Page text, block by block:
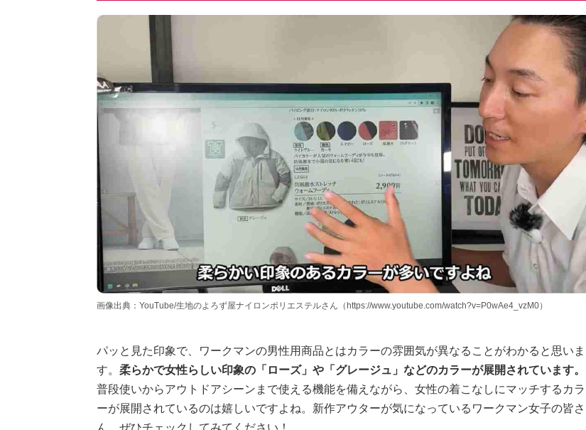
画像出典：YouTube/生地のよろず屋ナイロンポリエステルさん（https://www.youtube.com/watch?v=P0wAe4_vzM0）
パッと見た印象で、ワークマンの男性用商品とはカラーの雰囲気が異なることがわかると思いま
す。 柔らかで女性らしい印象の「ローズ」や「グレージュ」などのカラーが展開されています。
普段使いからアウトドアシーンまで使える機能を備えながら、女性の着こなしにマッチするカラ
ーが展開されているのは嬉しいですよね。新作アウターが気になっているワークマン女子の皆さ
ん、ぜひチェックしてみてください！